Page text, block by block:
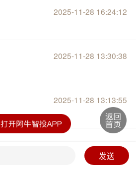
2025-11-28 16:24:12
2025-11-28 13:30:38
2025-11-28 13:13:55
2025-09-11 16:32:04
发送